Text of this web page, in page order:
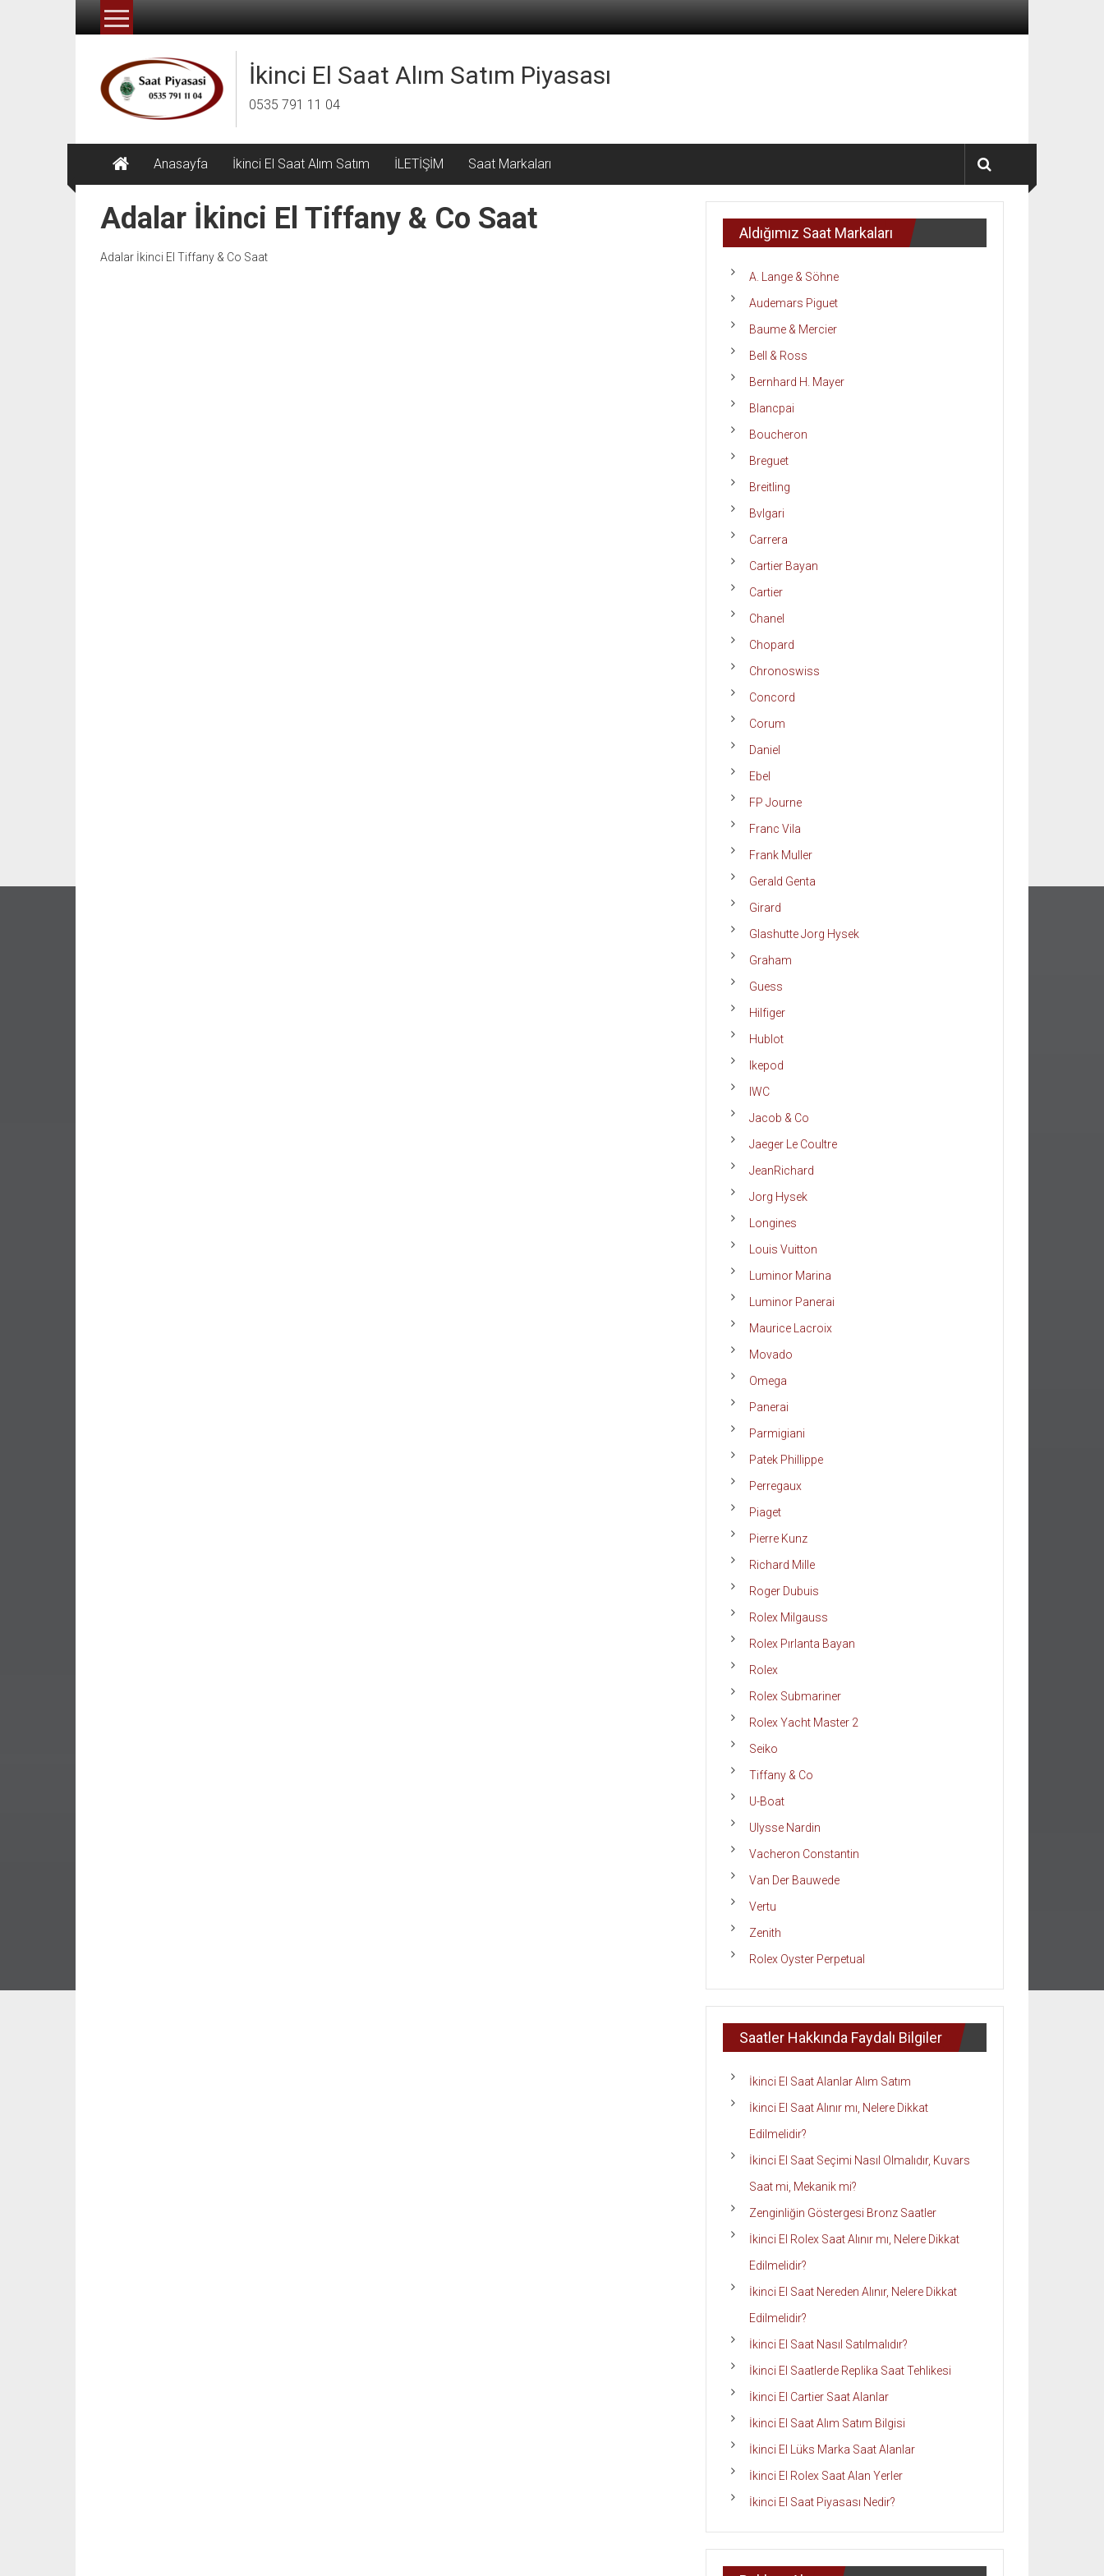
İçeriğe
İkinci El Saat Alım Satım Piyasası
0535 791 11 04
Anasayfa İkinci El Saat Alım Satım İLETİŞİM Saat Markaları
Adalar İkinci El Tiffany & Co Saat
Adalar İkinci El Tiffany & Co Saat
Aldığımız Saat Markaları
A. Lange & Söhne
Audemars Piguet
Baume & Mercier
Bell & Ross
Bernhard H. Mayer
Blancpai
Boucheron
Breguet
Breitling
Bvlgari
Carrera
Cartier Bayan
Cartier
Chanel
Chopard
Chronoswiss
Concord
Corum
Daniel
Ebel
FP Journe
Franc Vila
Frank Muller
Gerald Genta
Girard
Glashutte Jorg Hysek
Graham
Guess
Hilfiger
Hublot
Ikepod
IWC
Jacob & Co
Jaeger Le Coultre
JeanRichard
Jorg Hysek
Longines
Louis Vuitton
Luminor Marina
Luminor Panerai
Maurice Lacroix
Movado
Omega
Panerai
Parmigiani
Patek Phillippe
Perregaux
Piaget
Pierre Kunz
Richard Mille
Roger Dubuis
Rolex Milgauss
Rolex Pırlanta Bayan
Rolex
Rolex Submariner
Rolex Yacht Master 2
Seiko
Tiffany & Co
U-Boat
Ulysse Nardin
Vacheron Constantin
Van Der Bauwede
Vertu
Zenith
Rolex Oyster Perpetual
Saatler Hakkında Faydalı Bilgiler
İkinci El Saat Alanlar Alım Satım
İkinci El Saat Alınır mı, Nelere Dikkat
Edilmelidir?
İkinci El Saat Seçimi Nasıl Olmalıdır, Kuvars
Saat mi, Mekanik mi?
Zenginliğin Göstergesi Bronz Saatler
İkinci El Rolex Saat Alınır mı, Nelere Dikkat
Edilmelidir?
İkinci El Saat Nereden Alınır, Nelere Dikkat
Edilmelidir?
İkinci El Saat Nasıl Satılmalıdır?
İkinci El Saatlerde Replika Saat Tehlikesi
İkinci El Cartier Saat Alanlar
İkinci El Saat Alım Satım Bilgisi
İkinci El Lüks Marka Saat Alanlar
İkinci El Rolex Saat Alan Yerler
İkinci El Saat Piyasası Nedir?